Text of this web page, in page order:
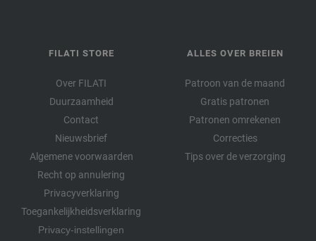
FILATI STORE
Over FILATI
Duurzaamheid
Contact
Nieuwsbrief
Algemene voorwaarden
Recht op annulering
Privacyverklaring
Toegankelijkheidsverklaring
Privacy-instellingen
ALLES OVER BREIEN
Patroon van de maand
Gratis patronen
Patronen omrekenen
Correcties
Tips over de verzorging